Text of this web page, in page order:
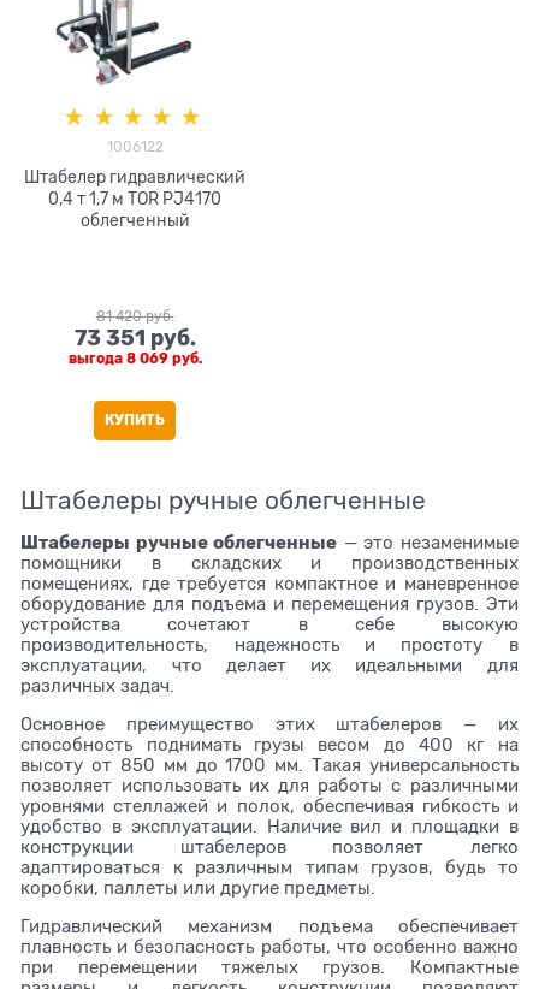
1006122
Штабелер гидравлический
0,4 т 1,7 м TOR PJ4170
облегченный
81 420 руб.
73 351 руб.
выгода 8 069 руб.
КУПИТЬ
Штабелеры ручные облегченные
Штабелеры ручные облегченные — это незаменимые
помощники в складских и производственных
помещениях, где требуется компактное и маневренное
оборудование для подъема и перемещения грузов. Эти
устройства сочетают в себе высокую
производительность, надежность и простоту в
эксплуатации, что делает их идеальными для
различных задач.
Основное преимущество этих штабелеров — их
способность поднимать грузы весом до 400 кг на
высоту от 850 мм до 1700 мм. Такая универсальность
позволяет использовать их для работы с различными
уровнями стеллажей и полок, обеспечивая гибкость и
удобство в эксплуатации. Наличие вил и площадки в
конструкции штабелеров позволяет легко
адаптироваться к различным типам грузов, будь то
коробки, паллеты или другие предметы.
Гидравлический механизм подъема обеспечивает
плавность и безопасность работы, что особенно важно
при перемещении тяжелых грузов. Компактные